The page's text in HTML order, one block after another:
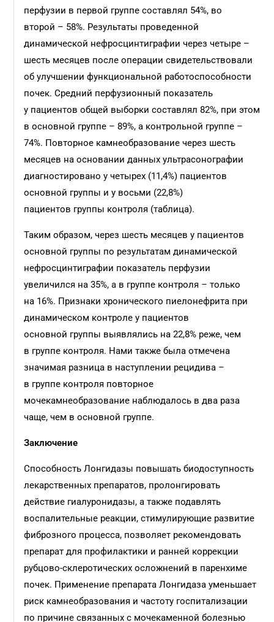
перфузии в первой группе составлял 54%, во
второй – 58%. Результаты проведенной
динамической нефросцинтиграфии через четыре –
шесть месяцев после операции свидетельствовали
об улучшении функциональной работоспособности
почек. Средний перфузионный показатель
у пациентов общей выборки составлял 82%, при этом
в основной группе – 89%, а контрольной группе –
74%. Повторное камнеобразование через шесть
месяцев на основании данных ультрасонографии
диагностировано у четырех (11,4%) пациентов
основной группы и у восьми (22,8%)
пациентов группы контроля (таблица).
Таким образом, через шесть месяцев у пациентов
основной группы по результатам динамической
нефросцинтиграфии показатель перфузии
увеличился на 35%, а в группе контроля – только
на 16%. Признаки хронического пиелонефрита при
динамическом контроле у пациентов
основной группы выявлялись на 22,8% реже, чем
в группе контроля. Нами также была отмечена
значимая разница в наступлении рецидива –
в группе контроля повторное
мочекамнеобразование наблюдалось в два раза
чаще, чем в основной группе.
Заключение
Способность Лонгидазы повышать биодоступность
лекарственных препаратов, пролонгировать
действие гиалуронидазы, а также подавлять
воспалительные реакции, стимулирующие развитие
фиброзного процесса, позволяет рекомендовать
препарат для профилактики и ранней коррекции
рубцово-склеротических осложнений в паренхиме
почек. Применение препарата Лонгидаза уменьшает
риск камнеобразования и частоту госпитализации
по причине связанных с мочекаменной болезнью